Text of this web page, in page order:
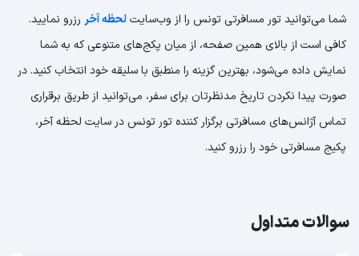
شما می‌توانید تور مسافرتی تونس را از وب‌سایتلحظه آخر رزرو نمایید.
کافی است از بالای همین صفحه، از میان پکج‌های متنوعی که به شما
نمایش داده می‌شود، بهترین گزینه را منطبق با سلیقه خود انتخاب کنید. در
صورت پیدا نکردن تاریخ مدنظرتان برای سفر، می‌توانید از طریق برقراری
تماس آژانس‌های مسافرتی برگزار کننده تور تونس در سایت لحظه آخر،
پکیج مسافرتی خود را رزرو کنید.
سوالات متداول